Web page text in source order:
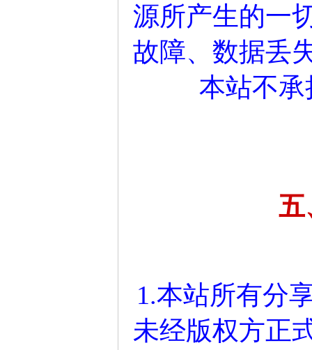
源所产生的一
故障、数据丢
本站不
五
1.本站所有分
未经版权方正